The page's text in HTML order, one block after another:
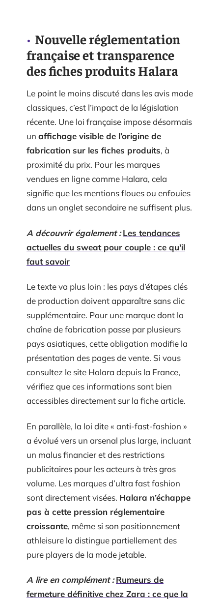
Nouvelle réglementation
française et transparence
des fiches produits Halara
Le point le moins discuté dans les avis mode
classiques, c’est l’impact de la législation
récente. Une loi française impose désormais
un affichage visible de l’origine de
fabrication sur les fiches produits, à
proximité du prix. Pour les marques
vendues en ligne comme Halara, cela
signifie que les mentions floues ou enfouies
dans un onglet secondaire ne suffisent plus.
A découvrir également : Les tendances
actuelles du sweat pour couple : ce qu'il
faut savoir
Le texte va plus loin : les pays d’étapes clés
de production doivent apparaître sans clic
supplémentaire. Pour une marque dont la
chaîne de fabrication passe par plusieurs
pays asiatiques, cette obligation modifie la
présentation des pages de vente. Si vous
consultez le site Halara depuis la France,
vérifiez que ces informations sont bien
accessibles directement sur la fiche article.
En parallèle, la loi dite « anti-fast-fashion »
a évolué vers un arsenal plus large, incluant
un malus financier et des restrictions
publicitaires pour les acteurs à très gros
volume. Les marques d’ultra fast fashion
sont directement visées. Halara n’échappe
pas à cette pression réglementaire
croissante, même si son positionnement
athleisure la distingue partiellement des
pure players de la mode jetable.
A lire en complément : Rumeurs de
fermeture définitive chez Zara : ce que la